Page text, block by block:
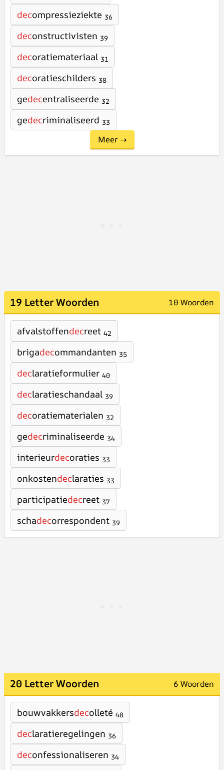
decompressieziekte 36
deconstructivisten 39
decoratiemateriaal 31
decoratieschilders 38
gedecentraliseerde 32
gedecriminaliseerd 33
Meer →
19 Letter Woorden 10 Woorden
afvalstoffendecreet 42
brigadecommandanten 35
declaratieformulier 40
declaratieschandaal 39
decoratiematerialen 32
gedecriminaliseerde 34
interieurdecoraties 33
onkostendeclaraties 33
participatiedecreet 37
schadecorrespondent 39
20 Letter Woorden 6 Woorden
bouwvakkersdecolleté 48
declaratieregelingen 36
deconfessionaliseren 34